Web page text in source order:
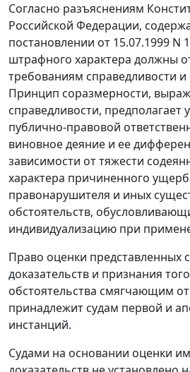
Согласно разъяснениям
Российской Федерации,
постановлении от 15.07.1999 N
штрафного характера должны
требованиям справедливости
Принцип соразмерности,
справедливости, предполагает
публично-правовой
виновное деяние и ее
зависимости от тяжести
характера причиненного
правонарушителя и иных
обстоятельств,
индивидуализацию при
Право оценки представленных
доказательств и признания
обстоятельства смягчающим
принадлежит судам первой и
инстанций.
Судами на основании оценки